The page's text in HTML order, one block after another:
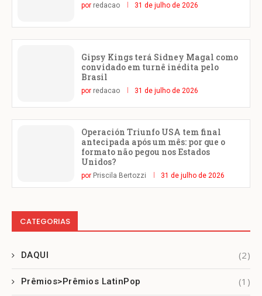
por redacao 31 de julho de 2026
Gipsy Kings terá Sidney Magal como
convidado em turnê inédita pelo
Brasil
por redacao 31 de julho de 2026
Operación Triunfo USA tem final
antecipada após um mês: por que o
formato não pegou nos Estados
Unidos?
por Priscila Bertozzi 31 de julho de 2026
CATEGORIAS
DAQUI (2)
Prêmios>Prêmios LatinPop (1)